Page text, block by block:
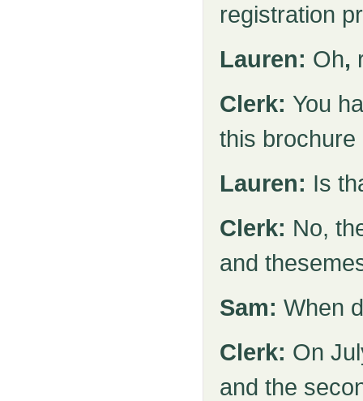
registration
Lauren: Oh,
Clerk: You
this
Lauren: Is
Clerk: No,
and
Sam: When
Clerk: On
and the